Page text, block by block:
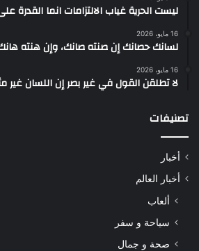
ليست الحرية غياب الالتزامات انما القدرة
16 مايو، 2026
لسانك حصانك إن صنته صانك، وإن هنته
16 مايو، 2026
لا تطلقن القول في غير بصر إن اللسان غير
تصنيفات
أخبار
أخبار العالم
ألعاب
سياحة و سفر
صحة و جمال